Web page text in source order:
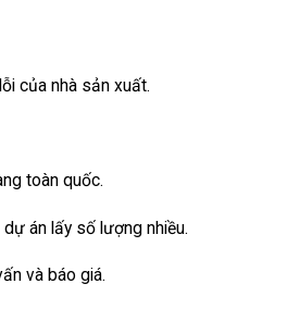
của nhà sản xuất.
toàn quốc.
án lấy số lượng nhiều.
và báo giá.